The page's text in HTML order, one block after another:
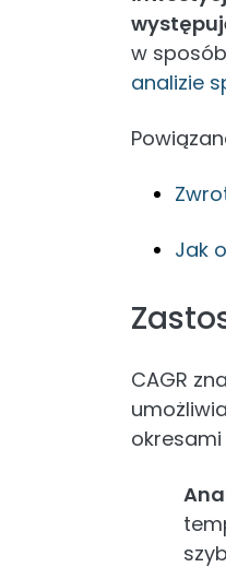
w
analizie
Jak
CAGR